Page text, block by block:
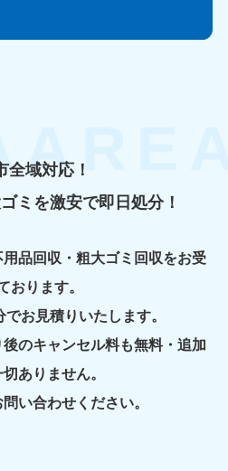
全域対応！
ミを激安で即日処分！
品回収・粗大ゴミ回収をお受
おります。
お見積りいたします。
のキャンセル料も無料・追加
ありません。
い合わせください。